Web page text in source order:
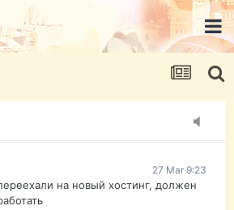
https://pasport-ua.com/
без VPN сайт и форум
27 Mar 9:23
на новый хостинг, должен